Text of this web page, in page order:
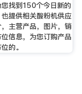
您找到150个今日新的
提供相关酸粉机供应
主营产品，图片，销
信息，为您订购产品
的。